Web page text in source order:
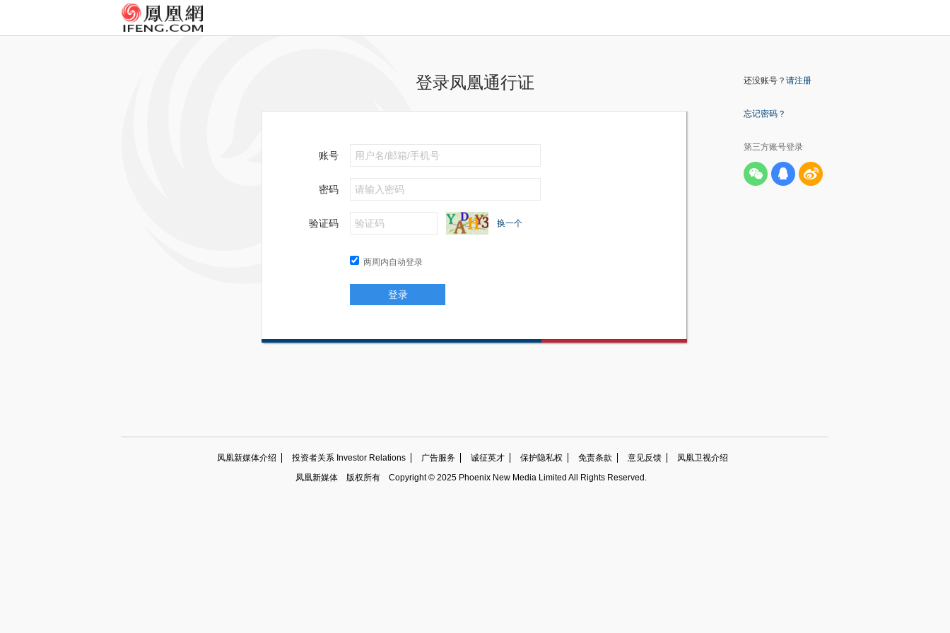
登录凤凰通行证
账号
密码
验证码 换一个
两周内自动登录
登录
还没账号？ 请注册
忘记密码？
第三方账号登录
凤凰新媒体介绍 投资者关系 Investor Relations 广告服务 诚征英才 保护隐私权 免责条款 意见反馈
凤凰卫视介绍
凤凰新媒体
版权所有 Copyright © 2025 Phoenix New Media Limited All Rights Reserved.